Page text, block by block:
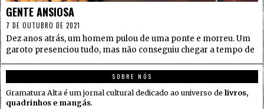
GENTE ANSIOSA
7 DE OUTUBRO DE 2021
Dez anos atrás, um homem pulou de uma ponte e morreu. Um
garoto presenciou tudo, mas não conseguiu chegar a tempo de
SOBRE NÓS
Gramatura Alta é um jornal cultural dedicado ao universo de livros,
quadrinhos e mangás.